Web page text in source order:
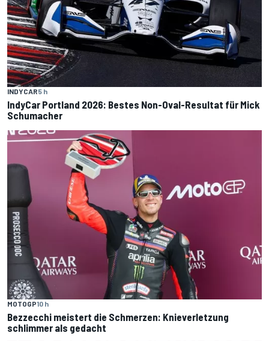
INDYCAR5 h
IndyCar Portland 2026: Bestes Non-Oval-Resultat für Mick
Schumacher
MOTOGP10 h
Bezzecchi meistert die Schmerzen: Knieverletzung
schlimmer als gedacht